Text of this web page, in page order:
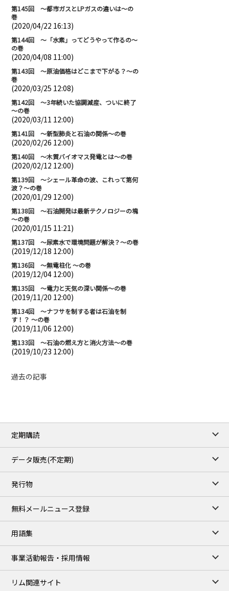
第145回 ～都市ガスとLPガスの違いは～の
巻
(2020/04/22 16:13)
第144回 ～「水素」ってどうやって作るの～
の巻
(2020/04/08 11:00)
第143回 ～原油価格はどこまで下がる？～の
巻
(2020/03/25 12:08)
第142回 ～3年続いた協調減産、ついに終了
～の巻
(2020/03/11 12:00)
第141回 ～新型肺炎と石油の関係～の巻
(2020/02/26 12:00)
第140回 ～木質バイオマス発電とは～の巻
(2020/02/12 12:00)
第139回 ～シェール革命の波、これって第何
波？～の巻
(2020/01/29 12:00)
第138回 ～石油開発は最新テクノロジーの塊
～の巻
(2020/01/15 11:21)
第137回 ～尿素水で環境問題が解決？～の巻
(2019/12/18 12:00)
第136回 ～無電柱化 ～の巻
(2019/12/04 12:00)
第135回 ～電力と天気の深い関係～の巻
(2019/11/20 12:00)
第134回 ～ナフサを制する者は石油を制
す！？ ～の巻
(2019/11/06 12:00)
第133回 ～石油の燃え方と消火方法～の巻
(2019/10/23 12:00)
過去の記事
定期購読
データ販売(不定期)
発行物
無料メールニュース登録
用語集
事業活動報告・採用情報
リム関連サイト